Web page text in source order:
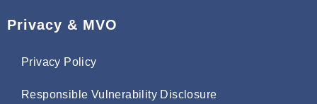
Privacy & MVO
Privacy Policy
Responsible Vulnerability Disclosure